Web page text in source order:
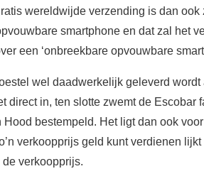
wereldwijde verzending is dan
smartphone en dat zal het
een ‘onbreekbare opvouwbare
wel daadwerkelijk geleverd
direct in, ten slotte zwemt de Escobar
bestempeld. Het ligt dan ook
verkoopprijs geld kunt verdienen
verkoopprijs.